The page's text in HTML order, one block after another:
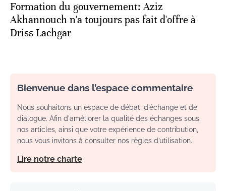
Formation du gouvernement: Aziz
Akhannouch n'a toujours pas fait d'offre à
Driss Lachgar
Bienvenue dans l’espace commentaire
Nous souhaitons un espace de débat, d’échange et de
dialogue. Afin d'améliorer la qualité des échanges sous
nos articles, ainsi que votre expérience de contribution,
nous vous invitons à consulter nos règles d’utilisation.
Lire notre charte